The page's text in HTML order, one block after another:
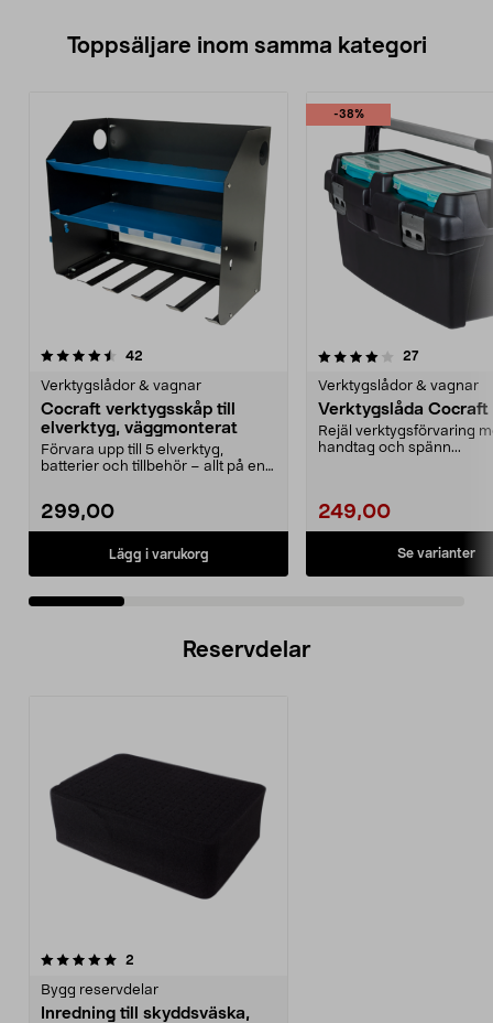
Toppsäljare inom samma kategori
42
Verktygslådor & vagnar
Cocraft verktygsskåp till
elverktyg, väggmonterat
Förvara upp till 5 elverktyg,
batterier och tillbehör – allt på en
299,00
Lägg i varukorg
-38%
4.0 av 5 stjärnor 27recensioner
Verktygslådor & vagnar
Verktygslåda Cocraft
Rejäl verktygsförvaring
handtag och spänn...
249,00
Se varianter
4.5 av 5 stjärnor
Reservdelar
2
Bygg reservdelar
Inredning till skyddsväska,